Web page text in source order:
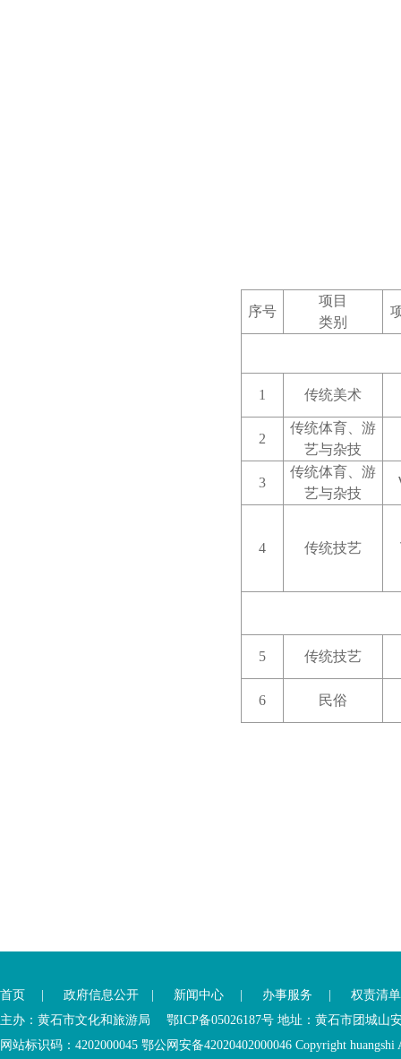
序号
项目
类别
1 传统美术
2
传统体育、游
艺与杂技
3
传统体育、游
艺与杂技
4 传统技艺
5 传统技艺
6 民俗
首页 政府信息公开 新闻中心 办事服务
权责清单
主办：黄石市文化和旅游局 鄂ICP备05026187号 地址：黄石市团城山
网站标识码：4202000045 鄂公网安备42020402000046 Copyright huangshi